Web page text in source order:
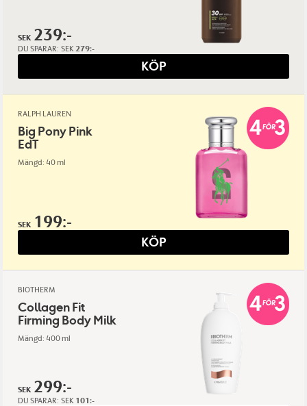
SEK 239:-
DU SPARAR: SEK 279:-
KÖP
RALPH LAUREN
Big Pony Pink
EdT
Mängd: 40 ml
SEK 199:-
KÖP
BIOTHERM
Collagen Fit
Firming Body Milk
Mängd: 400 ml
SEK 299:-
DU SPARAR: SEK 101:-